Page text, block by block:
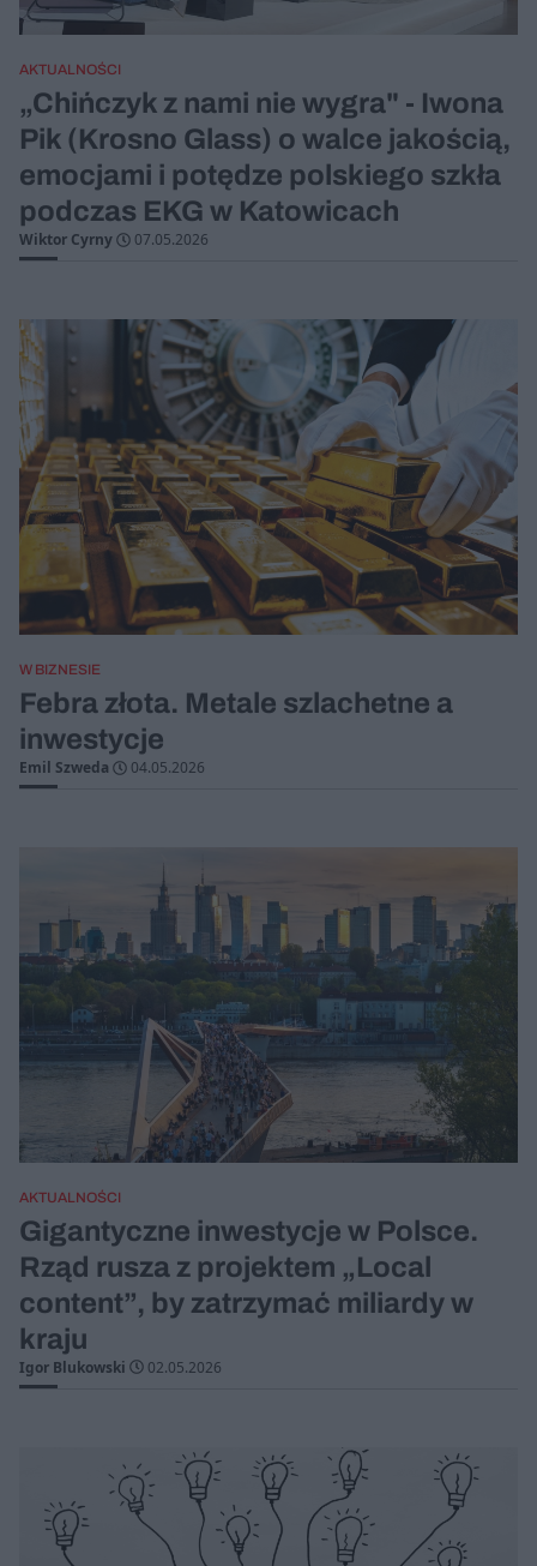
AKTUALNOŚCI
„Chińczyk z nami nie wygra" - Iwona
Pik (Krosno Glass) o walce jakością,
emocjami i potędze polskiego szkła
podczas EKG w Katowicach
Wiktor Cyrny 07.05.2026
W BIZNESIE
Febra złota. Metale szlachetne a
inwestycje
Emil Szweda 04.05.2026
AKTUALNOŚCI
Gigantyczne inwestycje w Polsce.
Rząd rusza z projektem „Local
content”, by zatrzymać miliardy w
kraju
Igor Blukowski 02.05.2026